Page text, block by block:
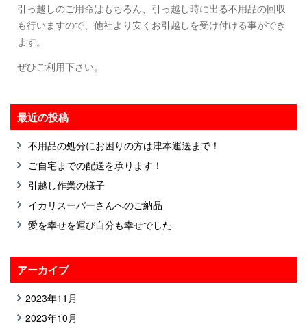
引っ越しのご用命はもちろん、引っ越し時に出る不用品の回収
も行いますので、他社より安くお引越しを受け付ける事ができ
ます。
ぜひご利用下さい。
最近の投稿
不用品の処分にお困りの方は津本運送まで！
ご自宅までの配送を承ります！
引越し作業の様子
イカリスーパーさんへのご納品
愛を幸せを運び自分も幸せでした
アーカイブ
2023年11月
2023年10月